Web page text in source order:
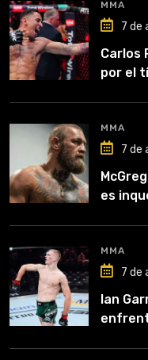
MMA
7 de
Carlos
por el
MMA
7 de
es
MMA
7 de
Ian